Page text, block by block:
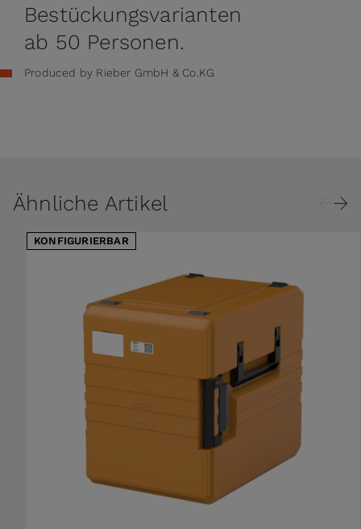
Bestückungsvarianten
ab 50 Personen.
Produced by Rieber GmbH & Co.KG
Ähnliche Artikel
KONFIGURIERBAR